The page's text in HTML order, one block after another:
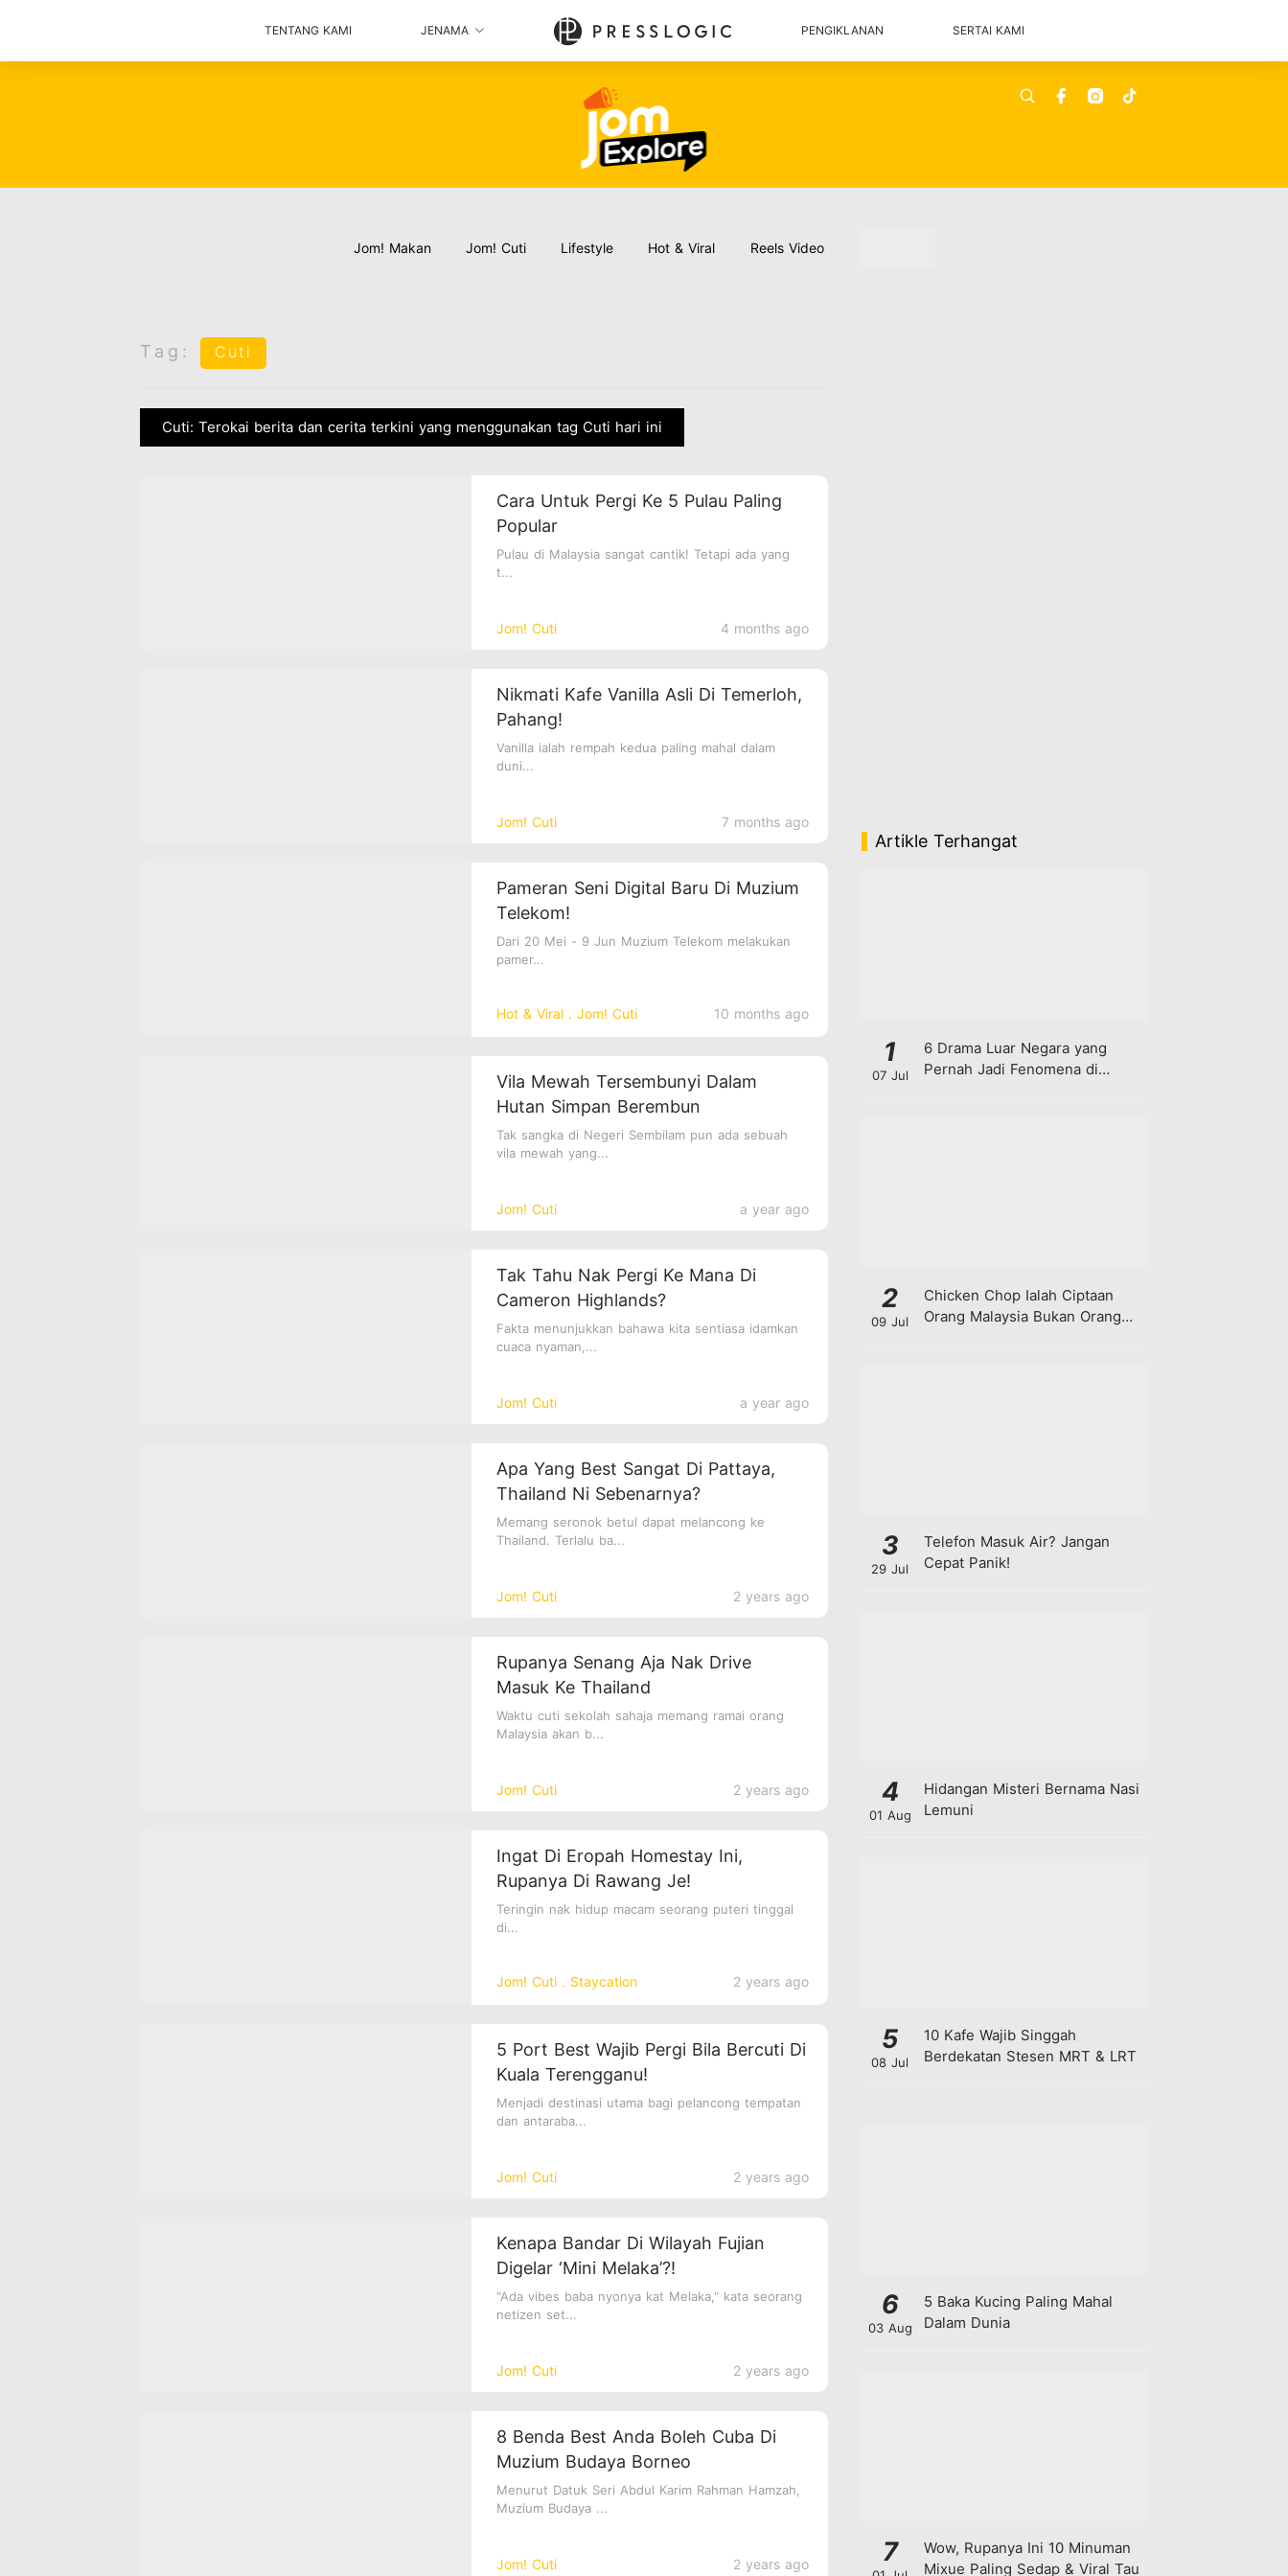
TENTANG KAMI JENAMA PENGIKLANAN SERTAI KAMI
Jom! Makan Jom! Cuti Lifestyle Hot & Viral Reels Video
Tag: Cuti
Cuti: Terokai berita dan cerita terkini yang menggunakan tag Cuti hari ini
Jom! Cuti 4 months ago
Cara Untuk Pergi Ke 5 Pulau Paling
Popular
Pulau di Malaysia sangat cantik! Tetapi ada yang
t...
Jom! Cuti 7 months ago
Nikmati Kafe Vanilla Asli Di Temerloh,
Pahang!
Vanilla ialah rempah kedua paling mahal dalam
duni...
Hot & Viral．Jom! Cuti 10 months ago
Pameran Seni Digital Baru Di Muzium
Telekom!
Dari 20 Mei - 9 Jun Muzium Telekom melakukan
pamer...
Jom! Cuti a year ago
Vila Mewah Tersembunyi Dalam
Hutan Simpan Berembun
Tak sangka di Negeri Sembilam pun ada sebuah
vila mewah yang...
Jom! Cuti a year ago
Tak Tahu Nak Pergi Ke Mana Di
Cameron Highlands?
Fakta menunjukkan bahawa kita sentiasa idamkan
cuaca nyaman,...
Jom! Cuti 2 years ago
Apa Yang Best Sangat Di Pattaya,
Thailand Ni Sebenarnya?
Memang seronok betul dapat melancong ke
Thailand. Terlalu ba...
Jom! Cuti 2 years ago
Rupanya Senang Aja Nak Drive
Masuk Ke Thailand
Waktu cuti sekolah sahaja memang ramai orang
Malaysia akan b...
Jom! Cuti．Staycation 2 years ago
Ingat Di Eropah Homestay Ini,
Rupanya Di Rawang Je!
Teringin nak hidup macam seorang puteri tinggal
di...
Jom! Cuti 2 years ago
5 Port Best Wajib Pergi Bila Bercuti Di
Kuala Terengganu!
Menjadi destinasi utama bagi pelancong tempatan
dan antaraba...
Jom! Cuti 2 years ago
Kenapa Bandar Di Wilayah Fujian
Digelar ‘Mini Melaka’?!
"Ada vibes baba nyonya kat Melaka," kata seorang
netizen set...
Jom! Cuti 2 years ago
8 Benda Best Anda Boleh Cuba Di
Muzium Budaya Borneo
Menurut Datuk Seri Abdul Karim Rahman Hamzah,
Muzium Budaya ...
Artikle Terhangat
1
07 Jul
6 Drama Luar Negara yang
Pernah Jadi Fenomena di
2
09 Jul
Chicken Chop Ialah Ciptaan
Orang Malaysia Bukan Orang
3
29 Jul
Telefon Masuk Air? Jangan
Cepat Panik!
4
01 Aug
Hidangan Misteri Bernama Nasi
Lemuni
5
08 Jul
10 Kafe Wajib Singgah
Berdekatan Stesen MRT & LRT
6
03 Aug
5 Baka Kucing Paling Mahal
Dalam Dunia
7
Wow, Rupanya Ini 10 Minuman
Mixue Paling Sedap & Viral Tau